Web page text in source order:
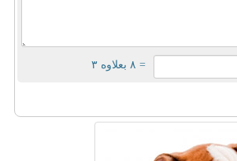
= ۸ بعلاوه ۳